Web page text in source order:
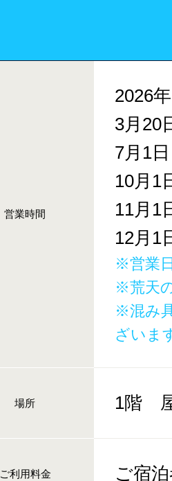
営業時間
2026年
3月20
7月1
10月1
11月1
12月1
※営業
※荒天
※混み
ざいま
場所 1階
ご利用料金 ご宿